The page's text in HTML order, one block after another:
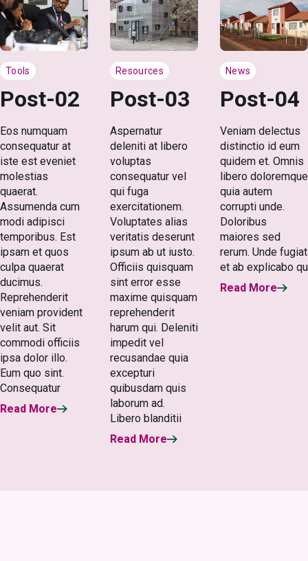
Tools
Post-02
Eos numquam
consequatur at
iste est eveniet
molestias
quaerat.
Assumenda cum
modi adipisci
temporibus. Est
ipsam et quos
culpa quaerat
ducimus.
Reprehenderit
veniam provident
velit aut. Sit
commodi officiis
ipsa dolor illo.
Eum quo sint.
Consequatur
Read More
Resources
Post-03
Aspernatur
deleniti at libero
voluptas
consequatur vel
qui fuga
exercitationem.
Voluptates alias
veritatis deserunt
ipsum ab ut iusto.
Officiis quisquam
sint error esse
maxime quisquam
reprehenderit
harum qui. Deleniti
impedit vel
recusandae quia
excepturi
quibusdam quis
laborum ad.
Libero blanditii
Read More
News
Post-04
Veniam delectus
distinctio id eum
quidem et. Omnis
libero doloremque
quia autem
corrupti unde.
Doloribus
maiores sed
rerum. Unde fugiat
et ab explicabo qu
Read More